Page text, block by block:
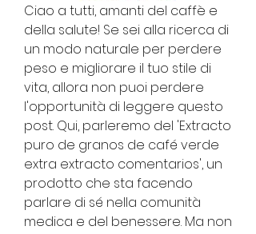
Ciao a tutti, amanti del caffè e
della salute! Se sei alla ricerca di
un modo naturale per perdere
peso e migliorare il tuo stile di
vita, allora non puoi perdere
l'opportunità di leggere questo
post. Qui, parleremo del 'Extracto
puro de granos de café verde
extra extracto comentarios', un
prodotto che sta facendo
parlare di sé nella comunità
medica e del benessere. Ma non